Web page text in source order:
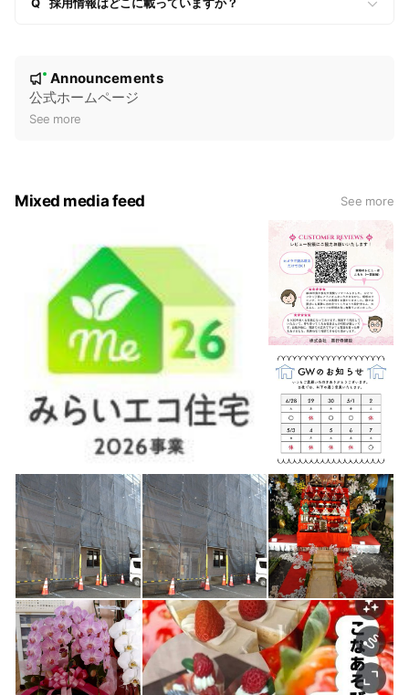
Q 採用情報はどこに載っていますか？
e
New
Announcements
公式ホームページ
See more
Mixed media feed See more